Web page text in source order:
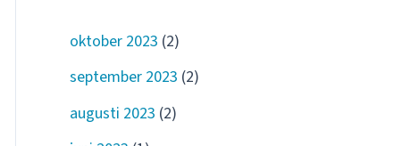
oktober 2023 (2)
september 2023 (2)
augusti 2023 (2)